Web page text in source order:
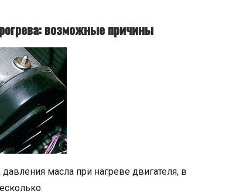
возможные причины
масла при нагреве двигателя, в